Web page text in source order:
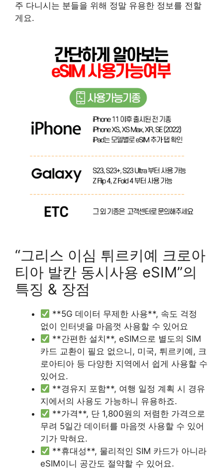
주 다니시는 분들을 위해 정말 유용한 정보를 전할
게요.
“그리스 이심 튀르키예 크로아
티아 발칸 동시사용 eSIM”의
특징 & 장점
**5G 데이터 무제한 사용**, 속도 걱정
없이 인터넷을 마음껏 사용할 수 있어요
**간편한 설치**, eSIM으로 별도의 SIM
카드 교환이 필요 없으니, 미국, 튀르키예, 크
로아티아 등 다양한 지역에서 쉽게 사용할 수
있어요.
**경유지 포함**, 여행 일정 계획 시 경유
지에서의 사용도 가능하니 유용하죠.
**가격**, 단 1,800원의 저렴한 가격으로
무려 5일간 데이터를 마음껏 사용할 수 있어
기가 막혀요.
**휴대성**, 물리적인 SIM 카드가 아니라
eSIM이니 공간도 절약할 수 있어요.